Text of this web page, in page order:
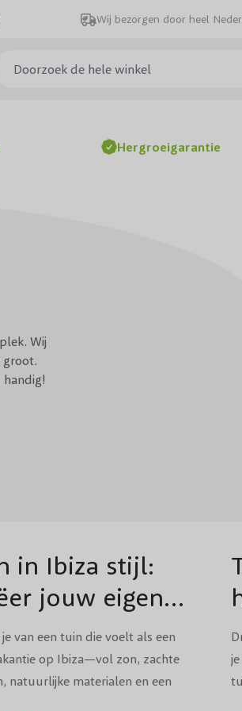
Wij bezorgen door heel
Hergroeigarantie
Wij
groot.
in Ibiza stijl:
jouw eigen
paradijs
van een tuin die voelt als een
op Ibiza—vol zon, zachte
natuurlijke materialen en een